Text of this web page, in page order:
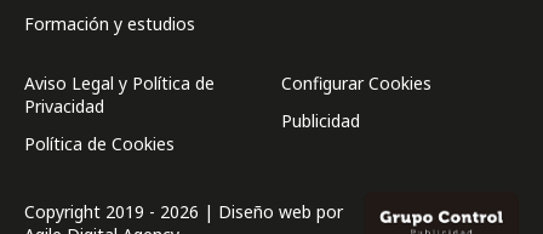
Formación y estudios
Aviso Legal y Política de
Privacidad
Política de Cookies
Configurar Cookies
Publicidad
Copyright 2019 - 2026 | Diseño web por